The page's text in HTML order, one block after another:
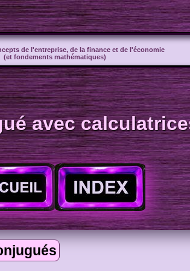
de l'entreprise, de la finance et de l'économie
(et fondements mathématiques)
avec